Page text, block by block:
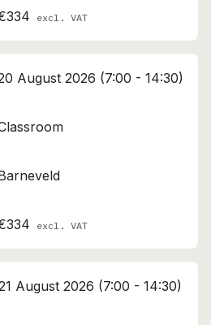
excl. VAT
August 2026 (7:00 - 14:30)
excl. VAT
August 2026 (7:00 - 14:30)
been added to your cart!
cart